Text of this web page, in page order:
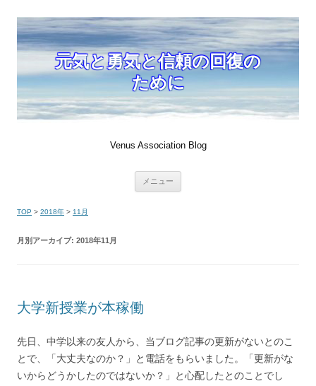
元気と勇気と信頼の回復の
ために
Venus Association Blog
メニュー
TOP > 2018年 > 11月
月別アーカイブ: 2018年11月
大学新授業が本稼働
先日、中学以来の友人から、当ブログ記事の更新がないとのこ
とで、「大丈夫なのか？」と電話をもらいました。「更新がな
いからどうかしたのではないか？」と心配したとのことでし